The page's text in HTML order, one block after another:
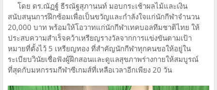
โดย ดร.ณัฏฐ์ ธีรณัฐสุภานนท์ มอบกระเช้าผลไม้และเงิน
สนับสนุนการฝึกซ้อมเพื่อเป็นขวัญและกำลังใจแก่นักกีฬาจำนวน
20,000 บาท พร้อมให้โอวาทแก่นักกีฬาเทคบอลทีมชาติไทย ให้
ประสบความสำเร็จคว้าเหรียญรางวัลจากการแข่งขันตามเป้า
หมายที่ตั้งไว้ 5 เหรียญทอง ที่สำคัญนักกีฬาทุกคนขอให้อยู่ใน
ระเบียบวินัยเชื่อฟังผู้ฝึกสอนและดูแลสุขภาพร่างกายให้สมบูรณ์
ที่สุดกับมหกรรมกีฬาซีเกมส์ที่เหลือเวลาอีกเพียง 20 วัน